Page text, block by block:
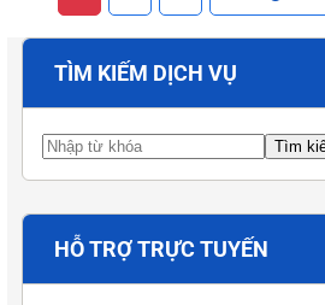
TÌM KIẾM DỊCH VỤ
HỖ TRỢ TRỰC TUYẾN